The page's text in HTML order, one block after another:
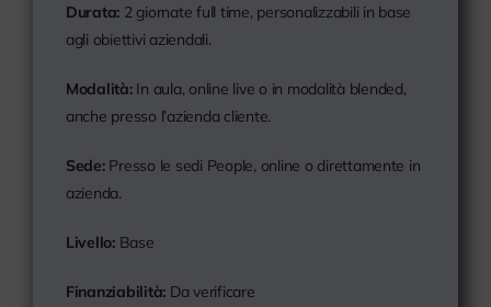
Durata: 2 giornate full time, personalizzabili in base
agli obiettivi aziendali.
Modalità:In aula, online live o in modalità blended,
anche presso l’azienda cliente.
Sede:Presso le sedi People, online o direttamente in
azienda.
Livello:Base
Finanziabilità: Da verificare